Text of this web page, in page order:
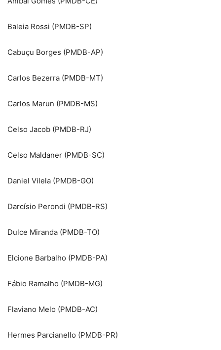
Baleia Rossi (PMDB-SP)
Cabuçu Borges (PMDB-AP)
Carlos Bezerra (PMDB-MT)
Carlos Marun (PMDB-MS)
Celso Jacob (PMDB-RJ)
Celso Maldaner (PMDB-SC)
Daniel Vilela (PMDB-GO)
Darcísio Perondi (PMDB-RS)
Dulce Miranda (PMDB-TO)
Elcione Barbalho (PMDB-PA)
Fábio Ramalho (PMDB-MG)
Flaviano Melo (PMDB-AC)
Hermes Parcianello (PMDB-PR)